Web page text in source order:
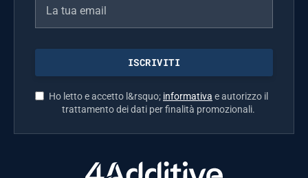
Ho letto e accetto l&rsquo; informativa e autorizzo il
trattamento dei dati per finalità promozionali.